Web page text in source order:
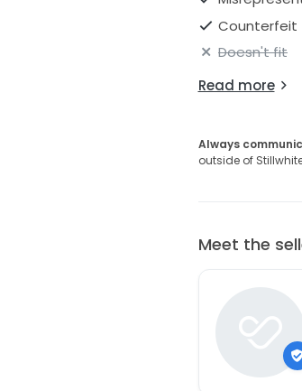
Counterfeit
Doesn't fit
Read more
Always
outside of
Meet the